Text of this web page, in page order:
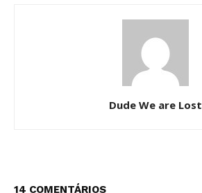
Dude We are Lost
14 COMENTÁRIOS